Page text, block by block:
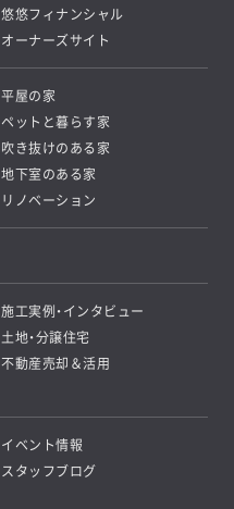
悠悠フィナンシャル
オーナーズサイト
平屋の家
ペットと暮らす家
吹き抜けのある家
地下室のある家
リノベーション
施工実例・インタビュー
土地・分譲住宅
不動産売却＆活用
イベント情報
スタッフブログ